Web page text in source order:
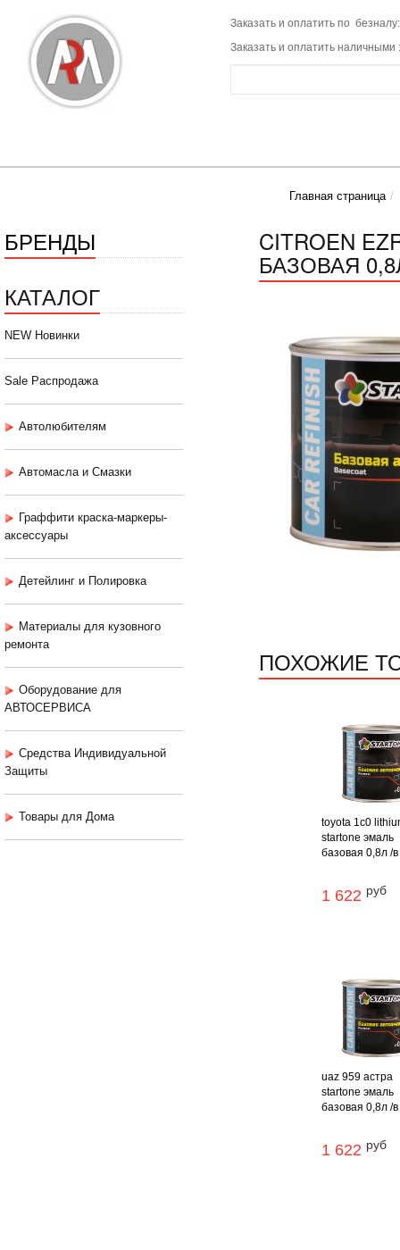
Заказать и оплатить по
Заказать и оплатить наличными
Главная страница
БРЕНДЫ
КАТАЛОГ
NEW Новинки
Sale Распродажа
Автолюбителям
Автомасла и Смазки
Граффити краска-маркеры-
аксессуары
Детейлинг и Полировка
Материалы для кузовного
ремонта
Оборудование для
АВТОСЕРВИСА
Средства Индивидуальной
Защиты
Товары для Дома
CITROEN
БАЗОВАЯ
ПОХОЖИЕ
toyota 1c0
startone эмаль
базовая 0,8л /в
1 622 руб
uaz 959 астра
startone эмаль
базовая 0,8л /в
1 622 руб